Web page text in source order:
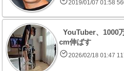
2019/01/07 01:58
YouTuber、1000
cm伸ばす
2026/02/18 01:47